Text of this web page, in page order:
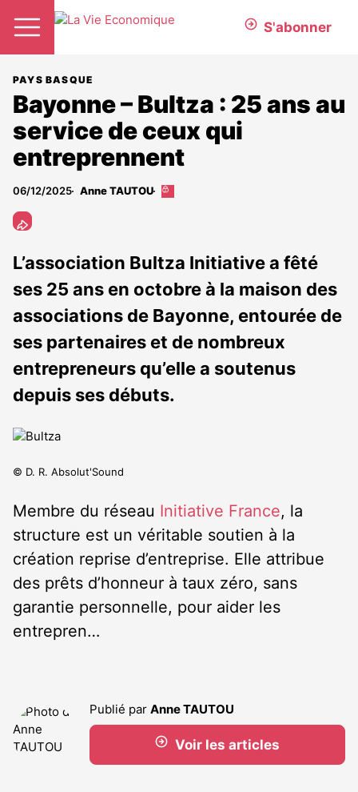
S'abonner
PAYS BASQUE
Bayonne – Bultza : 25 ans au
service de ceux qui
entreprennent
06/12/2025 Anne TAUTOU
Cet
abonnés
L’association Bultza Initiative a fêté
ses 25 ans en octobre à la maison des
associations de Bayonne, entourée de
ses partenaires et de nombreux
entrepreneurs qu’elle a soutenus
depuis ses débuts.
© D. R. Absolut'Sound
Membre du réseau Initiative France, la
structure est un véritable soutien à la
création reprise d’entreprise. Elle attribue
des prêts d’honneur à taux zéro, sans
garantie personnelle, pour aider les
entrepren…
Publié par Anne TAUTOU
Voir les articles